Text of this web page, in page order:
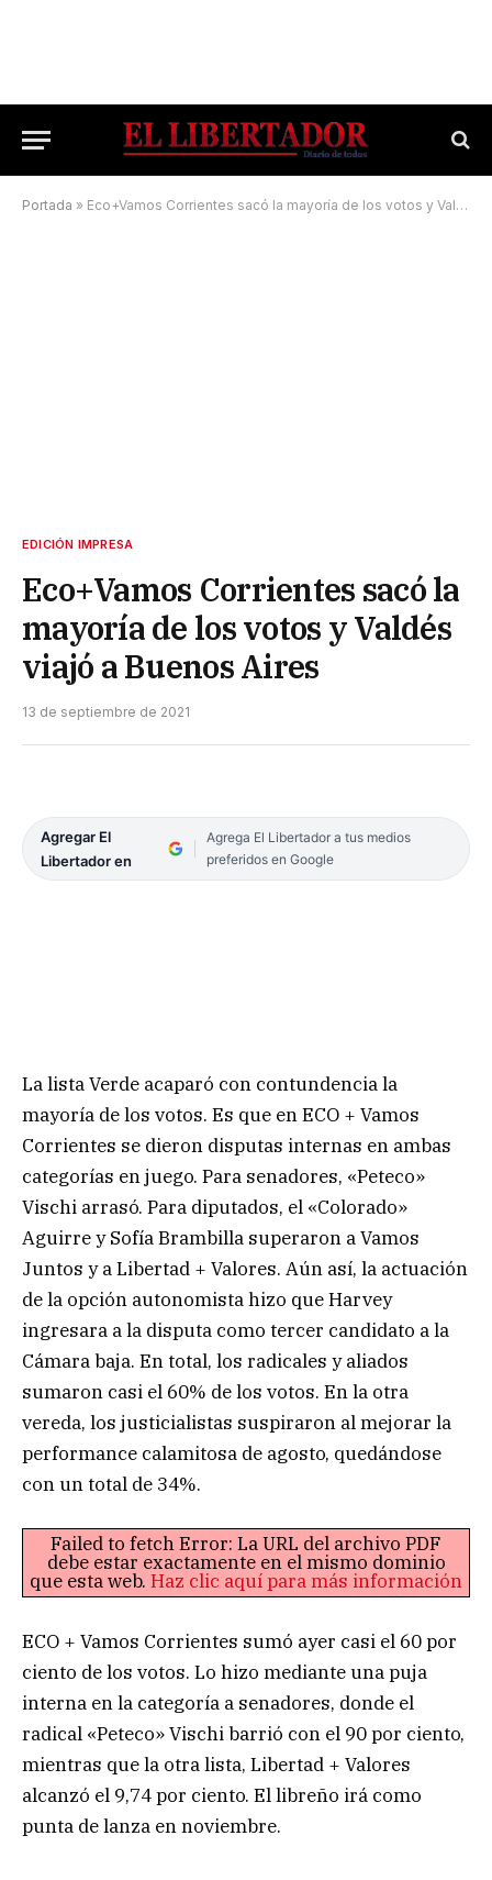
Portada » Eco+Vamos Corrientes sacó la mayoría de los votos y Valdés viajó a Buenos Aires
EDICIÓN IMPRESA
Eco+Vamos Corrientes sacó la
mayoría de los votos y Valdés
viajó a Buenos Aires
13 de septiembre de 2021
Agregar El
Libertador en
Agrega El Libertador a tus medios
preferidos en Google
La lista Verde acaparó con contundencia la
mayoría de los votos. Es que en ECO + Vamos
Corrientes se dieron disputas internas en ambas
categorías en juego. Para senadores, «Peteco»
Vischi arrasó. Para diputados, el «Colorado»
Aguirre y Sofía Brambilla superaron a Vamos
Juntos y a Libertad + Valores. Aún así, la actuación
de la opción autonomista hizo que Harvey
ingresara a la disputa como tercer candidato a la
Cámara baja. En total, los radicales y aliados
sumaron casi el 60% de los votos. En la otra
vereda, los justicialistas suspiraron al mejorar la
performance calamitosa de agosto, quedándose
con un total de 34%.
Failed to fetch Error: La URL del archivo PDF
debe estar exactamente en el mismo dominio
que esta web. Haz clic aquí para más información
ECO + Vamos Corrientes sumó ayer casi el 60 por
ciento de los votos. Lo hizo mediante una puja
interna en la categoría a senadores, donde el
radical «Peteco» Vischi barrió con el 90 por ciento,
mientras que la otra lista, Libertad + Valores
alcanzó el 9,74 por ciento. El libreño irá como
punta de lanza en noviembre.